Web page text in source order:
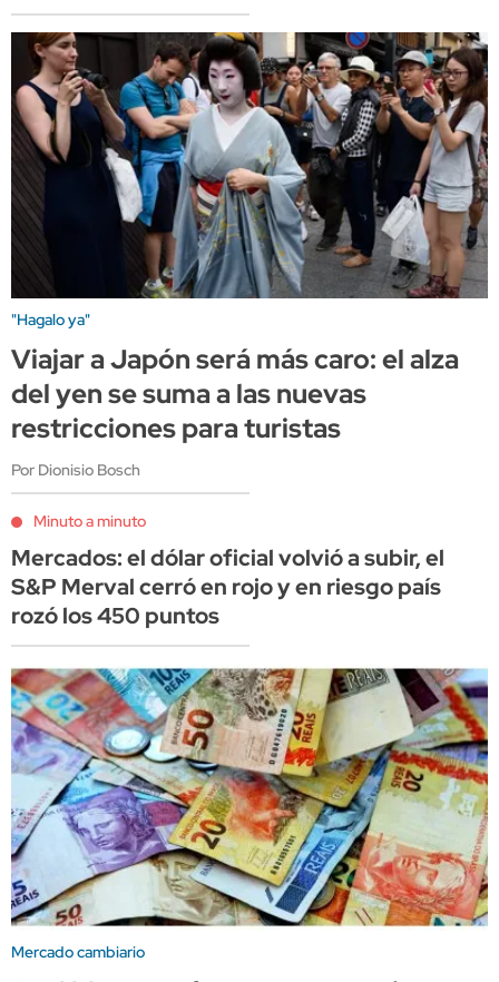
"Hagalo ya"
Viajar a Japón será más caro: el alza
del yen se suma a las nuevas
restricciones para turistas
Por Dionisio Bosch
Minuto a minuto
Mercados: el dólar oficial volvió a subir, el
S&P Merval cerró en rojo y en riesgo país
rozó los 450 puntos
Mercado cambiario